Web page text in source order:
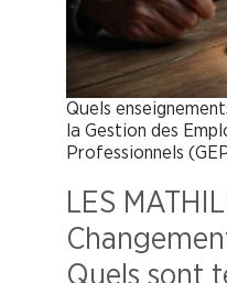
Quels
la Gestion des
Professionnels
LES
Quels sont